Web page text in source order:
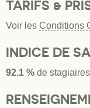
TARIFS &
Voir les Conditions
INDICE DE
92.1 % de